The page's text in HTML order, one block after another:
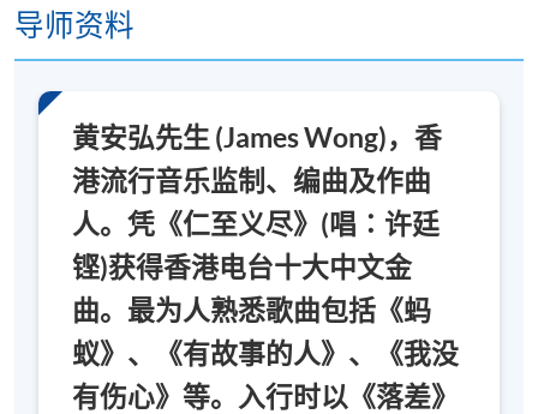
导师资料
黄安弘先生 (James Wong)，香
港流行音乐监制、编曲及作曲
人。凭《仁至义尽》(唱∶许廷
铿)获得香港电台十大中文金
曲。最为人熟悉歌曲包括《蚂
蚁》、《有故事的人》、《我没
有伤心》等。入行时以《落差》